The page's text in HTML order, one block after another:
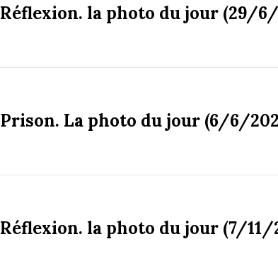
Réflexion. la photo du jour (29/
Prison. La photo du jour (6/6/
Réflexion. la photo du jour (7/11/